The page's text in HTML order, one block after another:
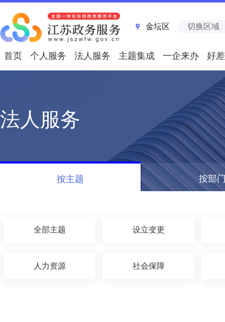
金坛区 切换区域
首页 个人服务 法人服务 主题集成 一企来办 好
法人服务
按主题 按部
全部主题 设立变更
人力资源 社会保障